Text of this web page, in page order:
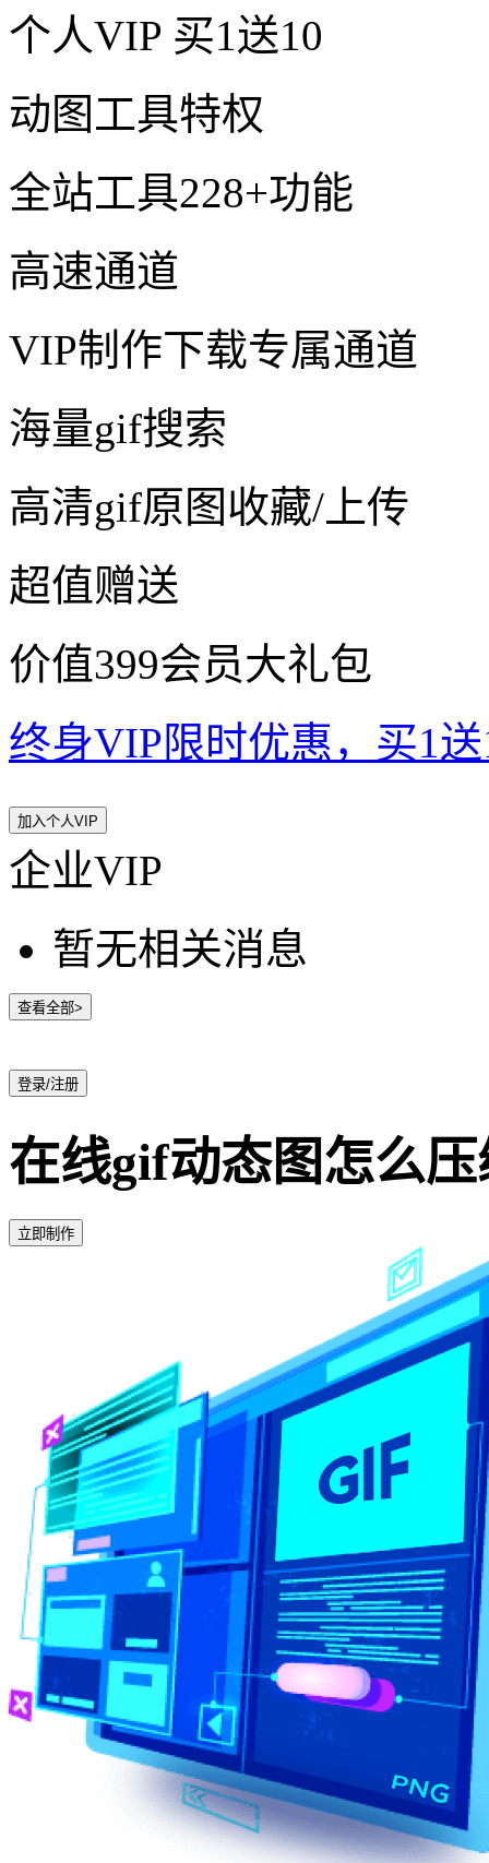
个人VIP 买1送10
动图工具特权
全站工具228+功能
高速通道
VIP制作下载专属通道
海量gif搜索
高清gif原图收藏/上传
超值赠送
价值399会员大礼包
终身VIP限时优惠，买1
加入个人VIP
企业VIP
暂无相关消息
查看全部>
登录/注册
在线gif动态图怎么压
立即制作